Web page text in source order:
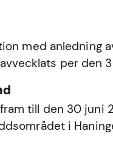
med anledning
per den
till den 30 juni
i